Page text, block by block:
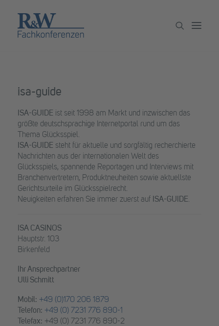
Newsletter
isa-guide
ISA-GUIDE ist seit 1998 am Markt und inzwischen das
größte deutschsprachige Internetportal rund um das
Thema Glücksspiel.
ISA-GUIDE steht für aktuelle und sorgfältig recherchierte
Nachrichten aus der internationalen Welt des
Glücksspiels, spannende Reportagen und Interviews mit
Branchenvertretern, Produktneuheiten sowie aktuellste
Gerichtsurteile im Glücksspielrecht.
Neuigkeiten erfahren Sie immer zuerst auf ISA-GUIDE.
ISA CASINOS
Hauptstr. 103
Birkenfeld
Ihr Ansprechpartner
Ulli Schmitt
Mobil: +49 (0)170 206 1879
Telefon: +49 (0) 7231 776 890-1
Telefax: +49 (0) 7231 776 890-2